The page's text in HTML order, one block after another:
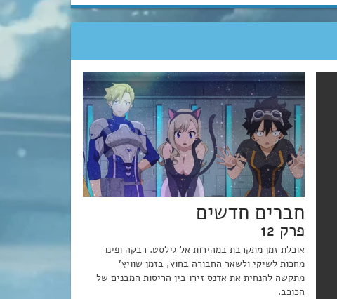
חברים חדשים
פרק 12
אוכלת זמן מתקרבת במהירות אל גילסט. רבקה ופינו
מחכות לשיקי ולשאר החבורה בחוץ, בזמן שוויץ'
מתקשה להנחית את אדנס זירו בין הריסות המבנים של
הכוכב.